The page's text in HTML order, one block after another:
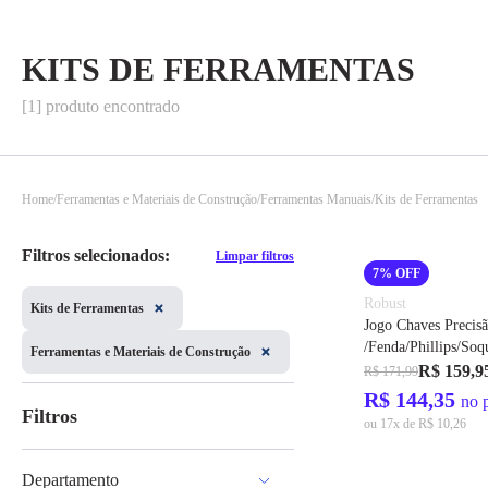
KITS DE FERRAMENTAS
[1] produto encontrado
Home Ferramentas e Materiais de Construção Ferramentas Manuais Kits de Ferramentas
Filtros selecionados: Limpar filtros
Kits de Ferramentas
Ferramentas e Materiais de Construção
Filtros
Departamento
7% OFF
Robust
Jogo Chaves
/Fenda/Phillips/
S49001039 -
R$ 171,99R$
R$ 144,35 no
ou 17x de R$ 10,26